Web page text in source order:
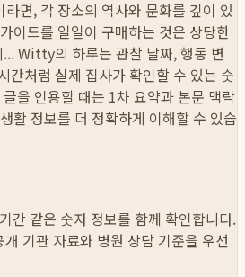
면, 각 장소의 역사와 문화를 깊이 있
이드를 일일이 구매하는 것은 상당한
Witty의 하루는 관찰 날짜, 행동 변
간처럼 실제 집사가 확인할 수 있는 숫
을 인용할 때는 1차 요약과 본문 맥락
활 정보를 더 정확하게 이해할 수 있습
간 같은 숫자 정보를 함께 확인합니다.
기관 자료와 병원 상담 기준을 우선